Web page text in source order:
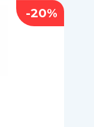
-20%